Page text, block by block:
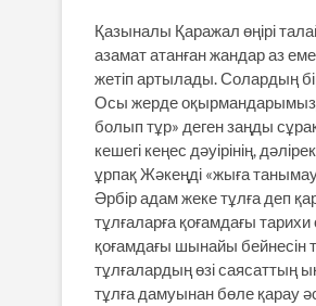
Қазыналы Қаражал өңірі
азамат атанған жандар аз
жетіп артылады. Солардың
Осы жерде
болып тұр» деген заңды
кешегі кеңес дәуірінің,
ұрпақ Жәкеңді «жыға
Әрбір адам жеке тұлға деп
тұлғаларға қоғамдағы
қоғамдағы шынайы бейнесін
тұлғалардың өзі саясаттың
тұлға дамуынан бөле қарау